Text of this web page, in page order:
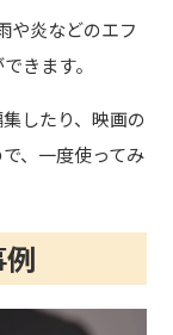
や炎などのエフ
きます。
したり、映画の
、一度使ってみ